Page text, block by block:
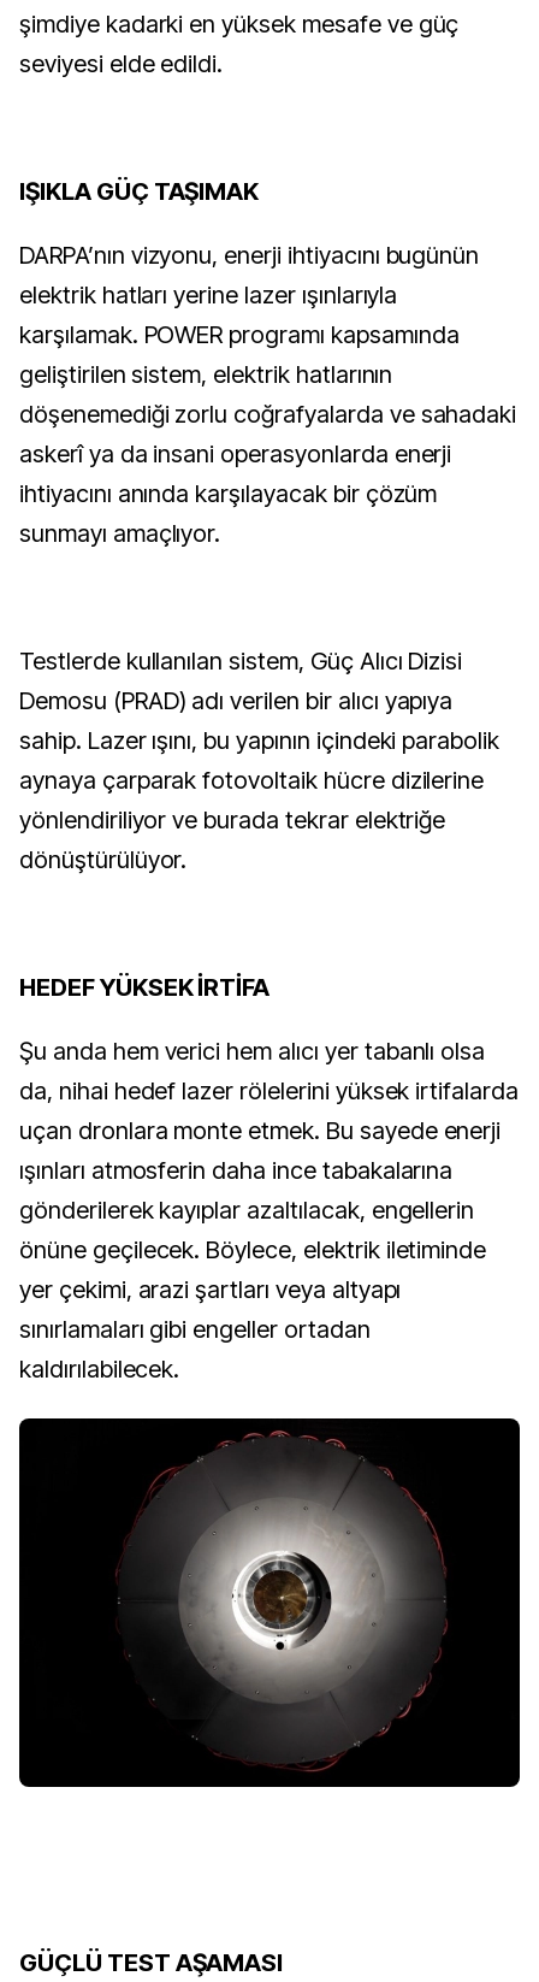
şimdiye kadarki en yüksek mesafe ve güç
seviyesi elde edildi.
IŞIKLA GÜÇ TAŞIMAK
DARPA’nın vizyonu, enerji ihtiyacını bugünün
elektrik hatları yerine lazer ışınlarıyla
karşılamak. POWER programı kapsamında
geliştirilen sistem, elektrik hatlarının
döşenemediği zorlu coğrafyalarda ve sahadaki
askerî ya da insani operasyonlarda enerji
ihtiyacını anında karşılayacak bir çözüm
sunmayı amaçlıyor.
Testlerde kullanılan sistem, Güç Alıcı Dizisi
Demosu (PRAD) adı verilen bir alıcı yapıya
sahip. Lazer ışını, bu yapının içindeki parabolik
aynaya çarparak fotovoltaik hücre dizilerine
yönlendiriliyor ve burada tekrar elektriğe
dönüştürülüyor.
HEDEF YÜKSEK İRTİFA
Şu anda hem verici hem alıcı yer tabanlı olsa
da, nihai hedef lazer rölelerini yüksek irtifalarda
uçan dronlara monte etmek. Bu sayede enerji
ışınları atmosferin daha ince tabakalarına
gönderilerek kayıplar azaltılacak, engellerin
önüne geçilecek. Böylece, elektrik iletiminde
yer çekimi, arazi şartları veya altyapı
sınırlamaları gibi engeller ortadan
kaldırılabilecek.
GÜÇLÜ TEST AŞAMASI